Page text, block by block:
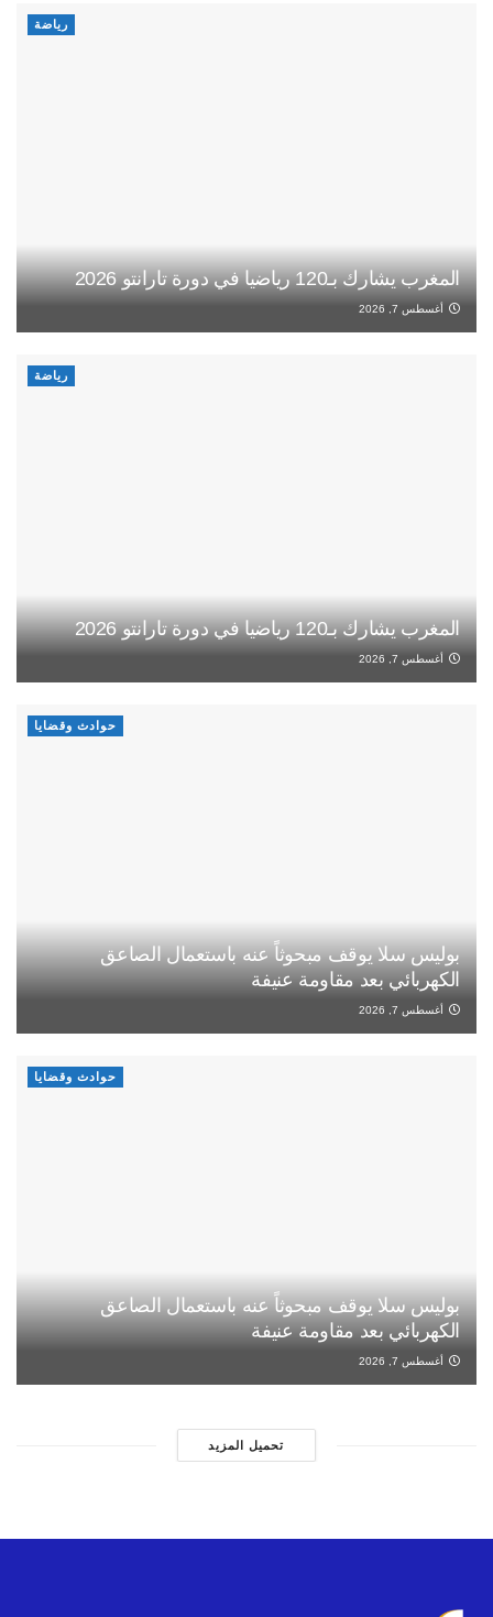
رياضة
المغرب يشارك بـ120 رياضيا في دورة تارانتو 2026
أغسطس 7, 2026
رياضة
المغرب يشارك بـ120 رياضيا في دورة تارانتو 2026
أغسطس 7, 2026
حوادث وقضايا
بوليس سلا يوقف مبحوثاً عنه باستعمال الصاعق
الكهربائي بعد مقاومة عنيفة
أغسطس 7, 2026
حوادث وقضايا
بوليس سلا يوقف مبحوثاً عنه باستعمال الصاعق
الكهربائي بعد مقاومة عنيفة
أغسطس 7, 2026
تحميل المزيد